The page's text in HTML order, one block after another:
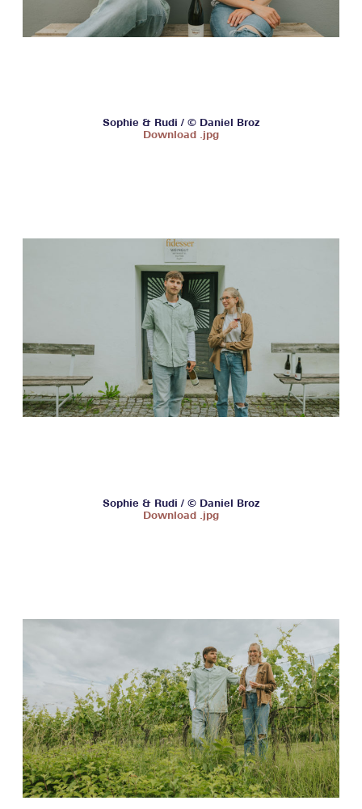
Sophie & Rudi / © Daniel Broz
Download .jpg
Sophie & Rudi / © Daniel Broz
Download .jpg